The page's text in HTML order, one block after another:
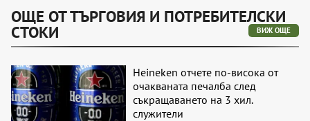
ОЩЕ ОТ ТЪРГОВИЯ И ПОТРЕБИТЕЛСКИ
СТОКИ ВИЖ ОЩЕ
Heineken отчете по-висока от
очакваната печалба след
съкращаването на 3 хил.
служители